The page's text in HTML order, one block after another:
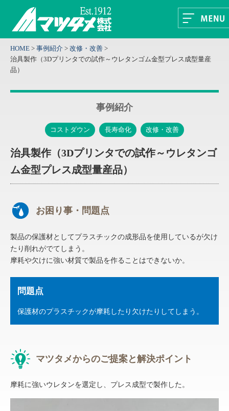
HOME > 事例紹介 > 改修・改善 >
治具製作（3Dプリンタでの試作～ウレタンゴム金型プレス成型量産
品）
事例紹介
コストダウン 長寿命化 改修・改善
治具製作（3Dプリンタでの試作～ウレタンゴ
ム金型プレス成型量産品）
お困り事・問題点
製品の保護材としてプラスチックの成形品を使用しているが欠け
たり削れがでてしまう。
摩耗や欠けに強い材質で製品を作ることはできないか。
問題点
保護材のプラスチックが摩耗したり欠けたりしてしまう。
マツタメからのご提案と解決ポイント
摩耗に強いウレタンを選定し、プレス成型で製作した。